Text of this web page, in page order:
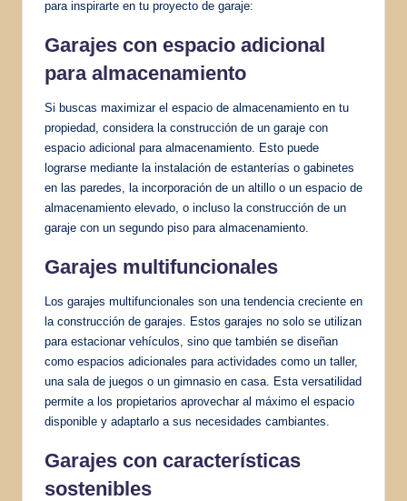
para inspirarte en tu proyecto de garaje:
Garajes con espacio adicional
para almacenamiento
Si buscas maximizar el espacio de almacenamiento en tu
propiedad, considera la construcción de un garaje con
espacio adicional para almacenamiento. Esto puede
lograrse mediante la instalación de estanterías o gabinetes
en las paredes, la incorporación de un altillo o un espacio de
almacenamiento elevado, o incluso la construcción de un
garaje con un segundo piso para almacenamiento.
Garajes multifuncionales
Los garajes multifuncionales son una tendencia creciente en
la construcción de garajes. Estos garajes no solo se utilizan
para estacionar vehículos, sino que también se diseñan
como espacios adicionales para actividades como un taller,
una sala de juegos o un gimnasio en casa. Esta versatilidad
permite a los propietarios aprovechar al máximo el espacio
disponible y adaptarlo a sus necesidades cambiantes.
Garajes con características
sostenibles